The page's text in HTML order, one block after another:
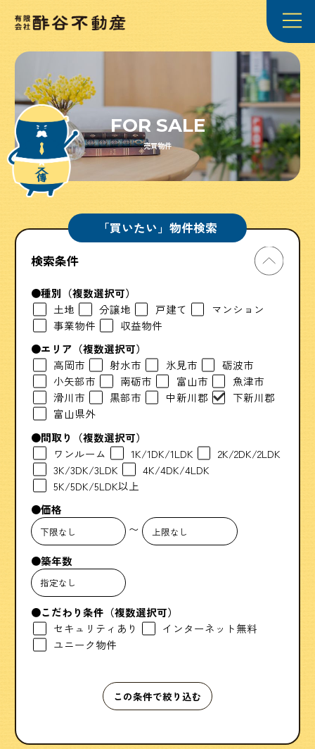
FOR SALE
売買物件
「買いたい」物件検索
検索条件
種別 （複数選択可）
土地
分譲地 戸建て
マンション
事業物件
収益物件
エリア （複数選択可）
高岡市
射水市 氷見市
砺波市
小矢部市
南砺市 富山市
魚津市
滑川市
黒部市 中新川郡
下新川郡
富山県外
間取り
（複数選択可）
ワンルーム
1K/1DK/1LDK
2K/2DK/2LDK
3K/3DK/3LDK
4K/4DK/4LDK
5K/5DK/5LDK以上
価格
〜
築年数
こだわり条件 （複数選択可）
セキュリティあり
インターネット無料
ユニーク物件
この条件で絞り込む